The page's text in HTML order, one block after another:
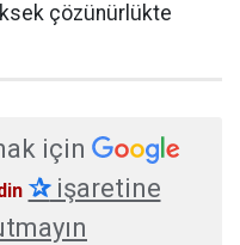
çözünürlükte
için
✰işaretine